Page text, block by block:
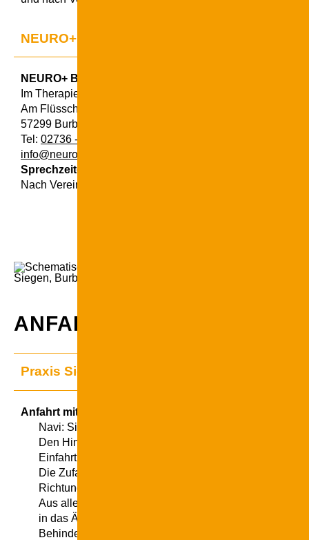
NEURO+ Burbach
NEURO+ Burbach
Im Therapiezentrum am Flüsschen
Am Flüsschen 12
57299 Burbach
Tel: 02736 - 4289910
info@neuro-suedwestfalen.de
Sprechzeiten
Nach Vereinbarung
ANFAHRT ZU DEN PRAXEN
Praxis Siegen
Anfahrt mit dem Auto
Navi: Siegen, Sandstraße 140-144
Den Hinweisschildern Parkhaus folgen
Einfahrthöhe maximal 1,95 m ausgewiesen
Die Zufahrt zum Parkhaus ist direkt von der
Richtung Siegen kommend befahrbar
Aus allen Bereichen des Parkhauses gelangen Sie mit
in das Ärztehaus, ausgewiesene Parkplätze für
Behinderung sind vorhanden